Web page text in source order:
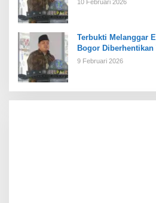
10 Februari 2026
Terbukti Melanggar
Bogor Diberhentikan
9 Februari 2026